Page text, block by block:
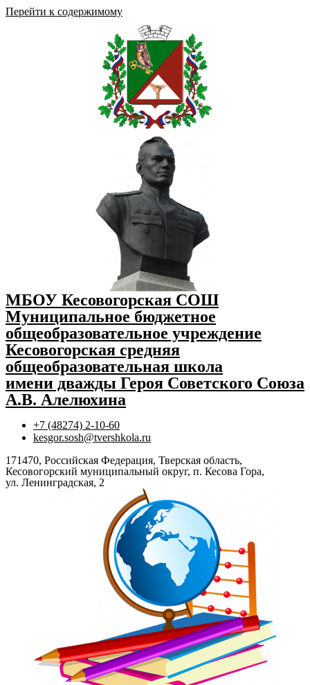
Перейти к содержимому
МБОУ Кесовогорская СОШ
Муниципальное бюджетное
общеобразовательное учреждение
Кесовогорская средняя
общеобразовательная школа
имени дважды Героя Советского Союза
А.В. Алелюхина
+7 (48274) 2-10-60
kesgor.sosh@tvershkola.ru
171470, Российская Федерация, Тверская область,
Кесовогорский муниципальный округ, п. Кесова Гора,
ул. Ленинградская, 2